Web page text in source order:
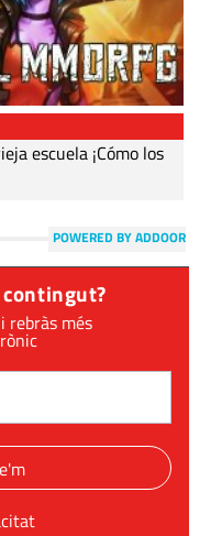
escuela ¡Cómo los
POWERED BY ADDOOR
més